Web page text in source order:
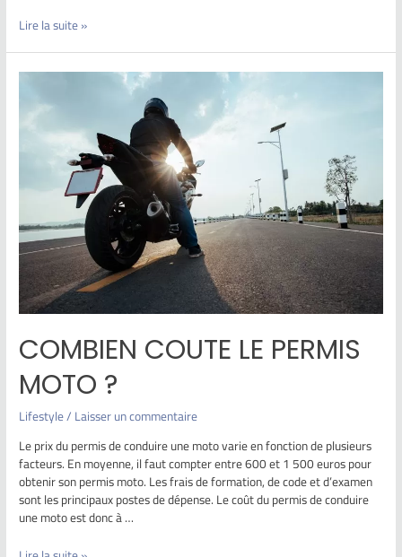
Lire la suite »
COMBIEN COUTE LE PERMIS
MOTO ?
Lifestyle/Laisser un commentaire
Le prix du permis de conduire une moto varie en fonction de plusieurs
facteurs. En moyenne, il faut compter entre 600 et 1 500 euros pour
obtenir son permis moto. Les frais de formation, de code et d’examen
sont les principaux postes de dépense. Le coût du permis de conduire
une moto est donc à …